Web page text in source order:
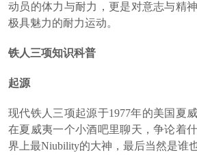
动员的体力与耐力，更是对意志与精
极具魅力的耐力运动。
铁人三项知识科普
起源
现代铁人三项起源于1977年的美国夏
在夏威夷一个小酒吧里聊天，争论着
界上最Niubility的大神，最后当然是谁